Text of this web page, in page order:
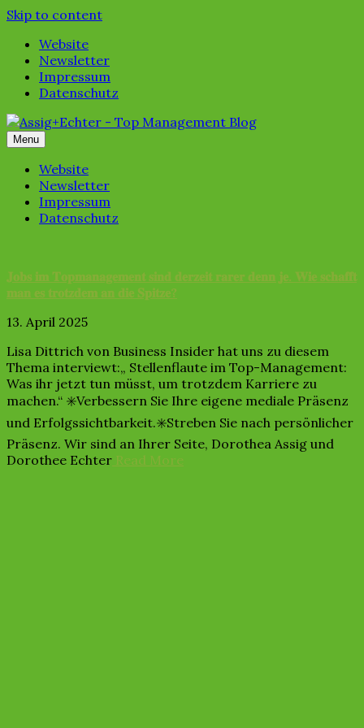
Skip to content
Website
Newsletter
Impressum
Datenschutz
Menu
Website
Newsletter
Impressum
Datenschutz
𝐉𝐨𝐛𝐬 𝐢𝐦 𝐓𝐨𝐩𝐦𝐚𝐧𝐚𝐠𝐞𝐦𝐞𝐧𝐭 𝐬𝐢𝐧𝐝 𝐝𝐞𝐫𝐳𝐞𝐢𝐭 𝐫𝐚𝐫𝐞𝐫 𝐝𝐞𝐧𝐧 𝐣𝐞. 𝐖𝐢𝐞 𝐬𝐜𝐡𝐚𝐟𝐟𝐭
𝐦𝐚𝐧 𝐞𝐬 𝐭𝐫𝐨𝐭𝐳𝐝𝐞𝐦 𝐚𝐧 𝐝𝐢𝐞 𝐒𝐩𝐢𝐭𝐳𝐞?
13. April 2025
Lisa Dittrich von Business Insider hat uns zu diesem
Thema interviewt:„ Stellenflaute im Top-Management:
Was ihr jetzt tun müsst, um trotzdem Karriere zu
machen.“ ✳️Verbessern Sie Ihre eigene mediale Präsenz
und Erfolgssichtbarkeit.✳️Streben Sie nach persönlicher
Präsenz. Wir sind an Ihrer Seite, Dorothea Assig und
Dorothee Echter Read More